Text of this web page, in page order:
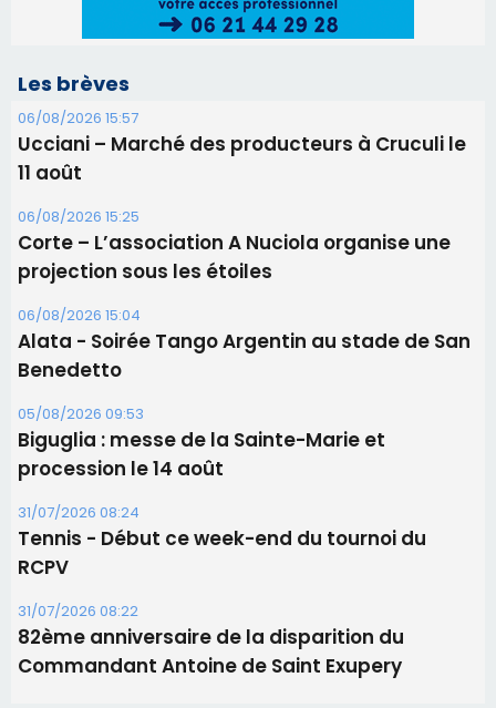
Les brèves
06/08/2026 15:57
Ucciani – Marché des producteurs à Cruculi le
11 août
06/08/2026 15:25
Corte – L’association A Nuciola organise une
projection sous les étoiles
06/08/2026 15:04
Alata - Soirée Tango Argentin au stade de San
Benedetto
05/08/2026 09:53
Biguglia : messe de la Sainte-Marie et
procession le 14 août
31/07/2026 08:24
Tennis - Début ce week-end du tournoi du
RCPV
31/07/2026 08:22
82ème anniversaire de la disparition du
Commandant Antoine de Saint Exupery